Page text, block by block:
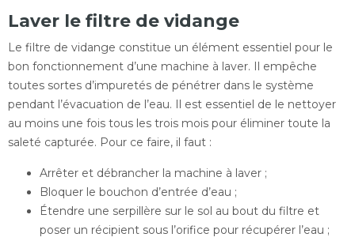
Laver le filtre de vidange
Le filtre de vidange constitue un élément essentiel pour le
bon fonctionnement d’une machine à laver. Il empêche
toutes sortes d’impuretés de pénétrer dans le système
pendant l’évacuation de l’eau. Il est essentiel de le nettoyer
au moins une fois tous les trois mois pour éliminer toute la
saleté capturée. Pour ce faire, il faut :
Arrêter et débrancher la machine à laver ;
Bloquer le bouchon d’entrée d’eau ;
Étendre une serpillère sur le sol au bout du filtre et
poser un récipient sous l’orifice pour récupérer l’eau ;